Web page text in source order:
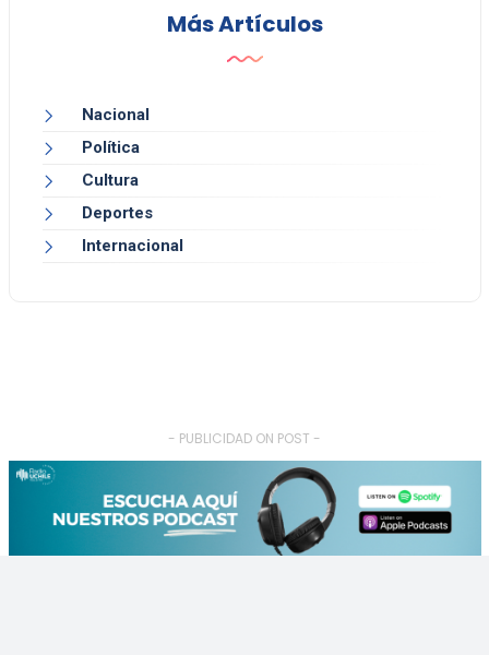
Más Artículos
Nacional
Política
Cultura
Deportes
Internacional
- PUBLICIDAD ON POST -